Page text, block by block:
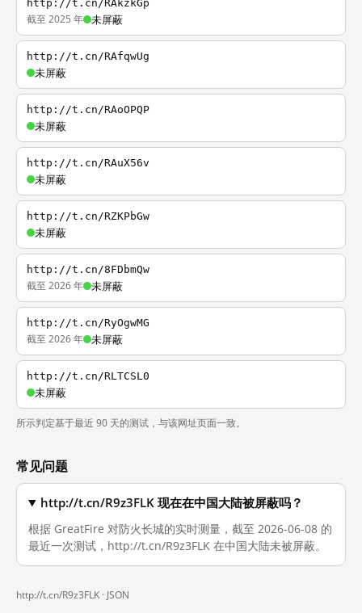
http://t.cn/RAkzkGp
截至 2025 年 未屏蔽
http://t.cn/RAfqwUg
未屏蔽
http://t.cn/RAoOPQP
未屏蔽
http://t.cn/RAuX56v
未屏蔽
http://t.cn/RZKPbGw
未屏蔽
http://t.cn/8FDbmQw
截至 2026 年 未屏蔽
http://t.cn/RyOgwMG
截至 2026 年 未屏蔽
http://t.cn/RLTCSL0
未屏蔽
所示判定基于最近 90 天的测试，与该网址页面一致。
常见问题
http://t.cn/R9z3FLK 现在在中国大陆被屏蔽吗？
根据 GreatFire 对防火长城的实时测量，截至 2026-06-08 的
最近一次测试，http://t.cn/R9z3FLK 在中国大陆未被屏蔽。
http://t.cn/R9z3FLK · JSON